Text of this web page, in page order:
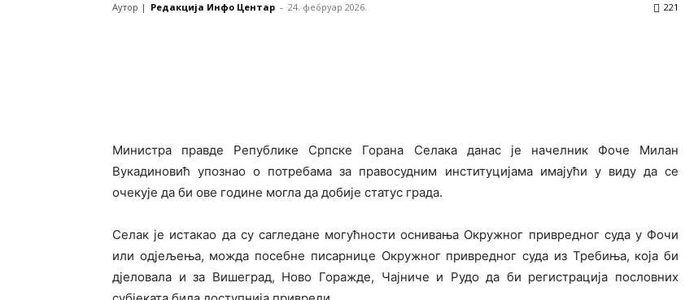
Аутор | Редакција Инфо Центар - 24. фебруар 2026. 221
Министра правде Републике Српске Горана Селака данас је начелник Фоче Милан
Вукадиновић упознао о потребама за правосудним институцијама имајући у виду да се
очекује да би ове године могла да добије статус града.
Селак је истакао да су сагледане могућности оснивања Окружног привредног суда у Фочи
или одјељења, можда посебне писарнице Окружног привредног суда из Требиња, која би
дјеловала и за Вишеград, Ново Горажде, Чајниче и Рудо да би регистрација пословних